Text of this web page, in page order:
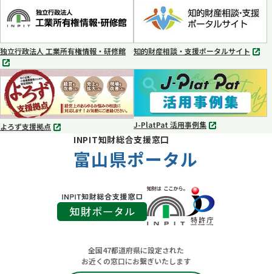
ブ
で
く
ブ
で
開
く
独立行政法人 工業所有権情報・研修館
別
タ
ブ
で
知的財産相談・支援ポータルサイト
別
タ
開
く
よろず支援拠点
別
J-PlatPat 活用事例集
別
INPIT知財総合支援窓口
富山県ポータル
全国47都道府県に設定された
お近くの窓口にお繋ぎいたします